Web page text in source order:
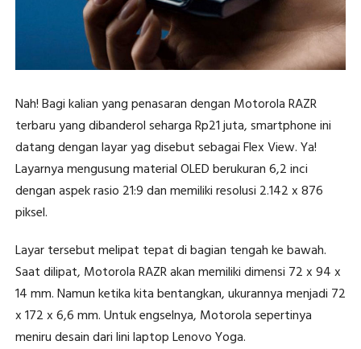
Nah! Bagi kalian yang penasaran dengan Motorola RAZR
terbaru yang dibanderol seharga Rp21 juta, smartphone ini
datang dengan layar yag disebut sebagai Flex View. Ya!
Layarnya mengusung material OLED berukuran 6,2 inci
dengan aspek rasio 21:9 dan memiliki resolusi 2.142 x 876
piksel.
Layar tersebut melipat tepat di bagian tengah ke bawah.
Saat dilipat, Motorola RAZR akan memiliki dimensi 72 x 94 x
14 mm. Namun ketika kita bentangkan, ukurannya menjadi 72
x 172 x 6,6 mm. Untuk engselnya, Motorola sepertinya
meniru desain dari lini laptop Lenovo Yoga.